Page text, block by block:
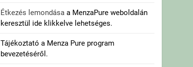
Étkezés lemondásaa MenzaPure weboldalán
keresztül ide klikkelve lehetséges.
Tájékoztató a Menza Pure program
bevezetéséről.